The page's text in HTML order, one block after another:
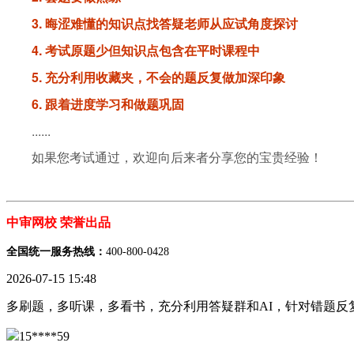
3. 晦涩难懂的知识点找答疑老师从应试角度探讨
4. 考试原题少但知识点包含在平时课程中
5. 充分利用收藏夹，不会的题反复做加深印象
6. 跟着进度学习和做题巩固
......
如果您考试通过，欢迎向后来者分享您的宝贵经验！
中审网校 荣誉出品
全国统一服务热线： 400-800-0428
2026-07-15 15:48
多刷题，多听课，多看书，充分利用答疑群和AI，针对错题反
15****59